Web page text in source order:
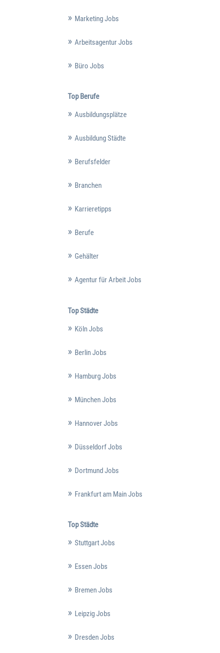
Marketing Jobs
Arbeitsagentur Jobs
Büro Jobs
Top Berufe
Ausbildungsplätze
Ausbildung Städte
Berufsfelder
Branchen
Karrieretipps
Berufe
Gehälter
Agentur für Arbeit Jobs
Top Städte
Köln Jobs
Berlin Jobs
Hamburg Jobs
München Jobs
Hannover Jobs
Düsseldorf Jobs
Dortmund Jobs
Frankfurt am Main Jobs
Top Städte
Stuttgart Jobs
Essen Jobs
Bremen Jobs
Leipzig Jobs
Dresden Jobs